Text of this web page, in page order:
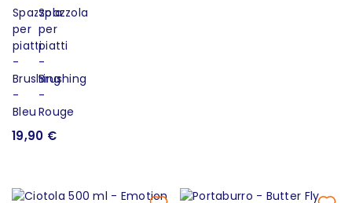
19,90 €